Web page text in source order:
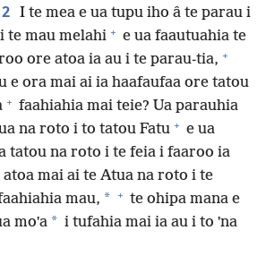
2 I te mea e ua tupu iho â te parau i
te mau melahi + e ua faautuahia te
ore atoa ia au i te parau-tia, +
e ora mai ai ia haafaufaa ore tatou
+ faahiahia mai teie? Ua parauhia
na roto i to tatou Fatu + e ua
tatou na roto i te feia i faaroo ia
atoa mai ai te Atua na roto i te
mau, * + te ohipa mana e
moˈa * i tufahia mai ia au i to ˈna